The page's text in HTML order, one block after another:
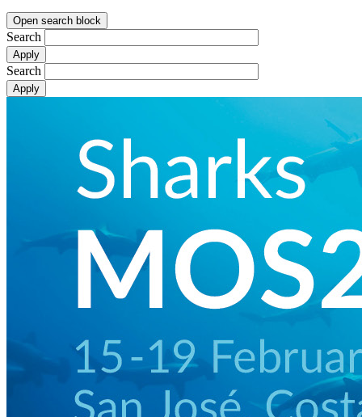
Open search block
Search
Search